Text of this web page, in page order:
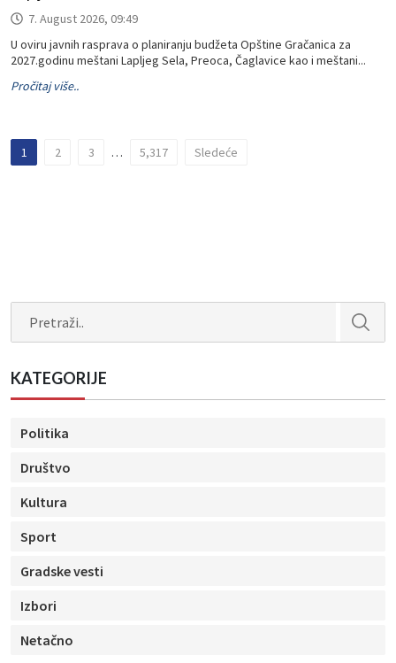
7. August 2026, 09:49
U oviru javnih rasprava o planiranju budžeta Opštine Gračanica za
2027.godinu meštani Lapljeg Sela, Preoca, Čaglavice kao i meštani...
Pročitaj više..
1 2 3 … 5,317 Sledeće
KATEGORIJE
Politika
Društvo
Kultura
Sport
Gradske vesti
Izbori
Netačno